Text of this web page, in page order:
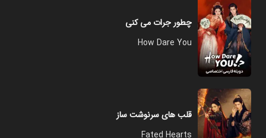
چطور جرات می‌ کنی
How Dare You
قلب های سرنوشت ساز
Fated Hearts